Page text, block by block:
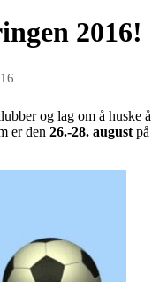
2016!
og lag om å huske å
er den 26.-28. august på